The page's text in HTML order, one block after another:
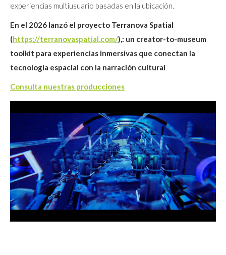
experiencias multiusuario basadas en la ubicación.
En el 2026 lanzó el proyecto Terranova Spatial
(https://terranovaspatial.com/),: un creator-to-museum
toolkit para experiencias inmersivas que conectan la
tecnología espacial con la narración cultural
Consulta nuestras producciones